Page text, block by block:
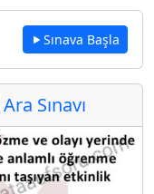
Sınava Başla
Sınavı